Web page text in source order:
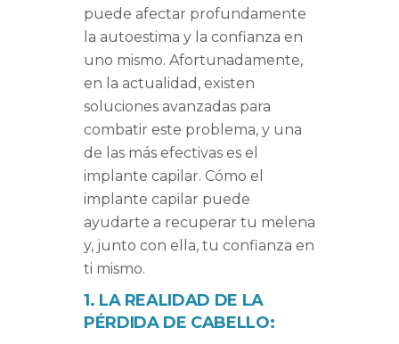
puede afectar profundamente
la autoestima y la confianza en
uno mismo. Afortunadamente,
en la actualidad, existen
soluciones avanzadas para
combatir este problema, y una
de las más efectivas es el
implante capilar. Cómo el
implante capilar puede
ayudarte a recuperar tu melena
y, junto con ella, tu confianza en
ti mismo.
1. LA REALIDAD DE LA
PÉRDIDA DE CABELLO: